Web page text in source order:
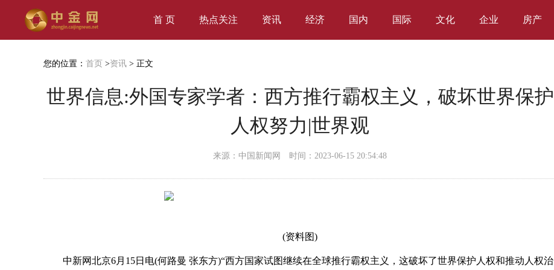
首 页 热点关注 资讯 经济 国内 国际 文化 企业 房产
您的位置： 首页 >资讯 > 正文
世界信息:外国专家学者：西方推行霸权主义，破坏世界保护
人权努力|世界观
来源：中国新闻网 时间：2023-06-15 20:54:48
(资料图)
中新网北京6月15日电(何路曼 张东方)“西方国家试图继续在全球推行霸权主义，这破坏了世界保护人权和推动人权治